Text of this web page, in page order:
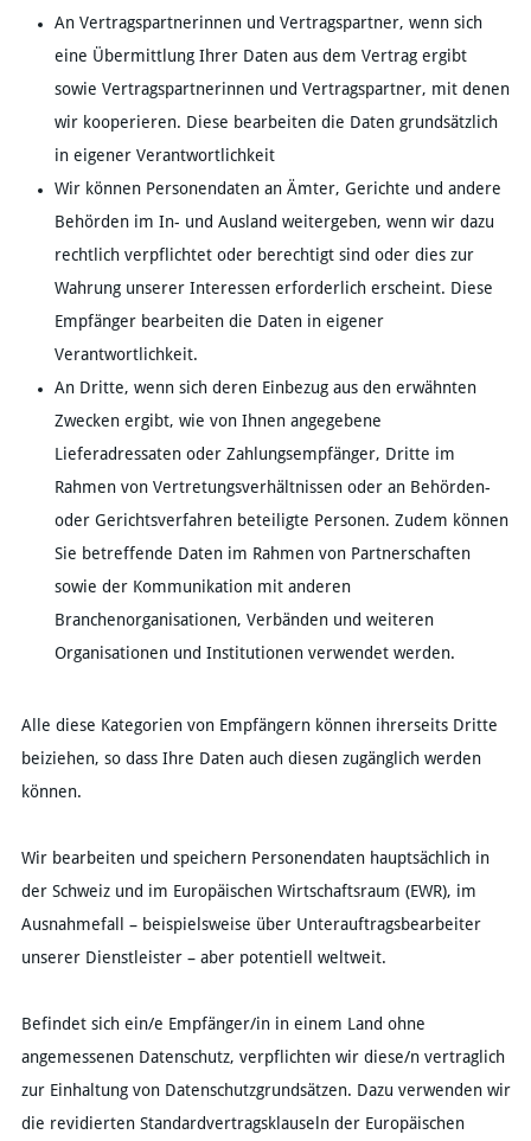
An Vertragspartnerinnen und Vertragspartner, wenn sich
eine Übermittlung Ihrer Daten aus dem Vertrag ergibt
sowie Vertragspartnerinnen und Vertragspartner, mit denen
wir kooperieren. Diese bearbeiten die Daten grundsätzlich
in eigener Verantwortlichkeit
Wir können Personendaten an Ämter, Gerichte und andere
Behörden im In- und Ausland weitergeben, wenn wir dazu
rechtlich verpflichtet oder berechtigt sind oder dies zur
Wahrung unserer Interessen erforderlich erscheint. Diese
Empfänger bearbeiten die Daten in eigener
Verantwortlichkeit.
An Dritte, wenn sich deren Einbezug aus den erwähnten
Zwecken ergibt, wie von Ihnen angegebene
Lieferadressaten oder Zahlungsempfänger, Dritte im
Rahmen von Vertretungsverhältnissen oder an Behörden-
oder Gerichtsverfahren beteiligte Personen. Zudem können
Sie betreffende Daten im Rahmen von Partnerschaften
sowie der Kommunikation mit anderen
Branchenorganisationen, Verbänden und weiteren
Organisationen und Institutionen verwendet werden.
Alle diese Kategorien von Empfängern können ihrerseits Dritte
beiziehen, so dass Ihre Daten auch diesen zugänglich werden
können.
Wir bearbeiten und speichern Personendaten hauptsächlich in
der Schweiz und im Europäischen Wirtschaftsraum (EWR), im
Ausnahmefall – beispielsweise über Unterauftragsbearbeiter
unserer Dienstleister – aber potentiell weltweit.
Befindet sich ein/e Empfänger/in in einem Land ohne
angemessenen Datenschutz, verpflichten wir diese/n vertraglich
zur Einhaltung von Datenschutzgrundsätzen. Dazu verwenden wir
die revidierten Standardvertragsklauseln der Europäischen